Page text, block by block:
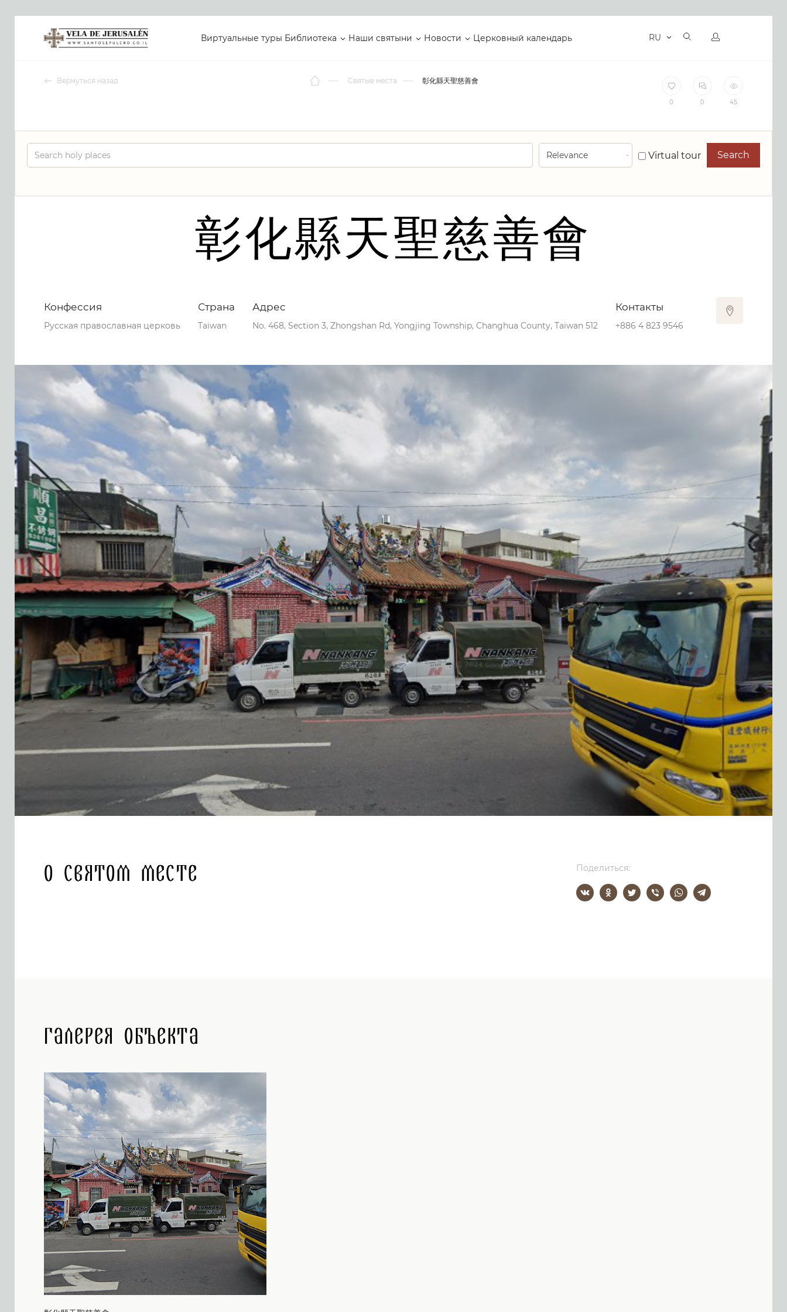
Виртуальные туры Библиотека Наши святыни Новости Церковный календарь RU
Вернуться назад Святые места 彰化縣天聖慈善會
0 0 45
Virtual tour Search
彰化縣天聖慈善會
Конфессия
Русская православная церковь
Страна
Taiwan
Адрес
No. 468, Section 3, Zhongshan Rd, Yongjing Township, Changhua County, Taiwan 512
Контакты
+886 4 823 9546
0 45
О святом месте Поделиться:
Галерея объекта